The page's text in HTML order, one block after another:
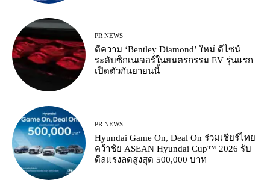
PR NEWS
ตีความ ‘Bentley Diamond’ ใหม่ ดีไซน์
ระดับซิกเนเจอร์ในยนตรกรรม EV รุ่นแรก
เปิดตัวกันยายนนี้
PR NEWS
Hyundai Game On, Deal On ร่วมเชียร์ไทย
คว้าชัย ASEAN Hyundai Cup™ 2026 รับ
ดีลแรงลดสูงสุด 500,000 บาท